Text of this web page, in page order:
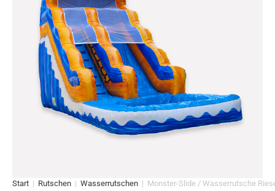
Start | Rutschen | Wasserrutschen | Monster-Slide / Wasserrutsche